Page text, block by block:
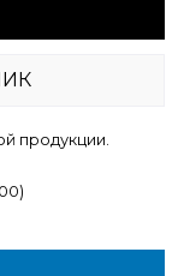
продукции.